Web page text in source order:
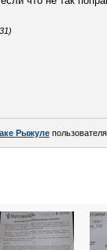
Рыжуле пользователя